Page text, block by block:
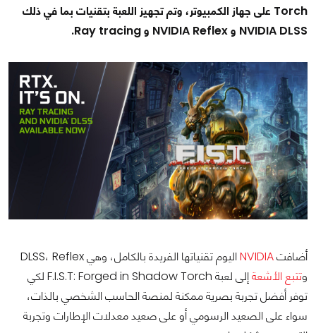
Torch على جهاز الكمبيوتر، وتم تجهيز اللعبة بتقنيات بما في ذلك
NVIDIA DLSS و NVIDIA Reflex و Ray tracing.
أضافتNVIDIA
اليوم تقنياتها الفريدة بالكامل، وهي DLSS، Reflex
وتتبع الأشعة
إلى لعبة F.I.S.T: Forged in Shadow Torch لكي
توفر أفضل تجربة بصرية ممكنة لمنصة الحاسب الشخصي بالذات،
سواء على الصعيد الرسومي أو على صعيد معدلات الإطارات وتجربة